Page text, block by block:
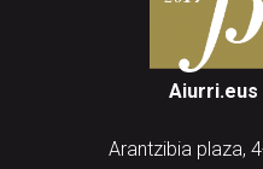
Aiurri.eus
Arantzibia plaza,